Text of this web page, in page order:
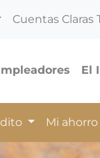
Cuentas Claras
El
Mi ahorro